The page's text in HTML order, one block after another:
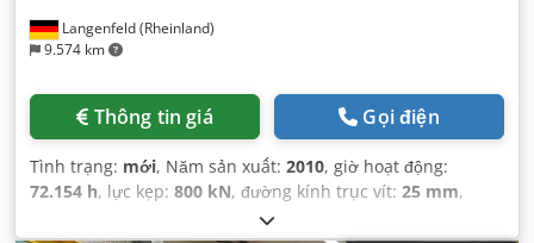
Langenfeld (Rheinland)
9.574 km
Thông tin giá Gọi điện
Tình trạng: mới, Năm sản xuất: 2010, giờ hoạt động:
72.154 h, lực kẹp: 800 kN, đường kính trục vít: 25 mm,